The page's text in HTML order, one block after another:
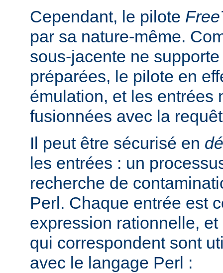
Cependant, le pilote
par sa nature-même.
sous-jacente ne
préparées, le pilote en
émulation, et les entrées
fusionnées avec la
Il peut être sécurisé en
les entrées : un
recherche de
Perl. Chaque entrée est
expression rationnelle,
qui correspondent sont
avec le langage Perl :